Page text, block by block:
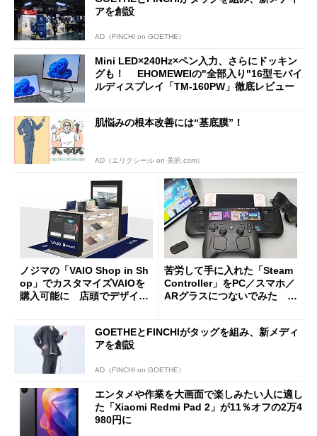
アを創設
AD（FINCHI on GOETHE）
Mini LED×240Hz×ペン入力、さらにドッキン
グも！ EHOMEWEIの"全部入り"16型モバイ
ルディスプレイ「TM-160PW」徹底レビュー
肌悩みの根本改善には“基底膜”！
AD（エリクシール on 美的.com）
ノジマの「VAIO Shop in Sh
op」でカスタマイズVAIOを
購入可能に 店頭でデザイン
苦労して手に入れた「Steam
Controller」をPC／スマホ／
ARグラスにつないでみた ゲ
GOETHEとFINCHIがタッグを組み、新メディ
アを創設
AD（FINCHI on GOETHE）
エンタメや作業を大画面で楽しみたい人に適し
た「Xiaomi Redmi Pad 2」が11％オフの2万4
980円に